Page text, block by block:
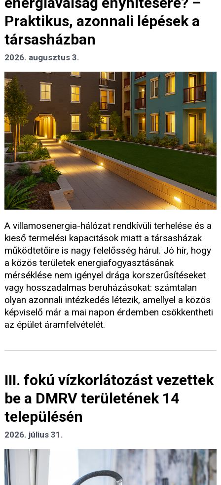
Praktikus, azonnali lépések a
társasházban
2026. augusztus 3.
A villamosenergia-hálózat rendkívüli terhelése és a
kieső termelési kapacitások miatt a társasházak
működtetőire is nagy felelősség hárul. Jó hír, hogy
a közös területek energiafogyasztásának
mérséklése nem igényel drága korszerűsítéseket
vagy hosszadalmas beruházásokat: számtalan
olyan azonnali intézkedés létezik, amellyel a közös
képviselő már a mai napon érdemben csökkentheti
az épület áramfelvételét.
III. fokú vízkorlátozást vezettek
be a DMRV területének 14
településén
2026. július 31.